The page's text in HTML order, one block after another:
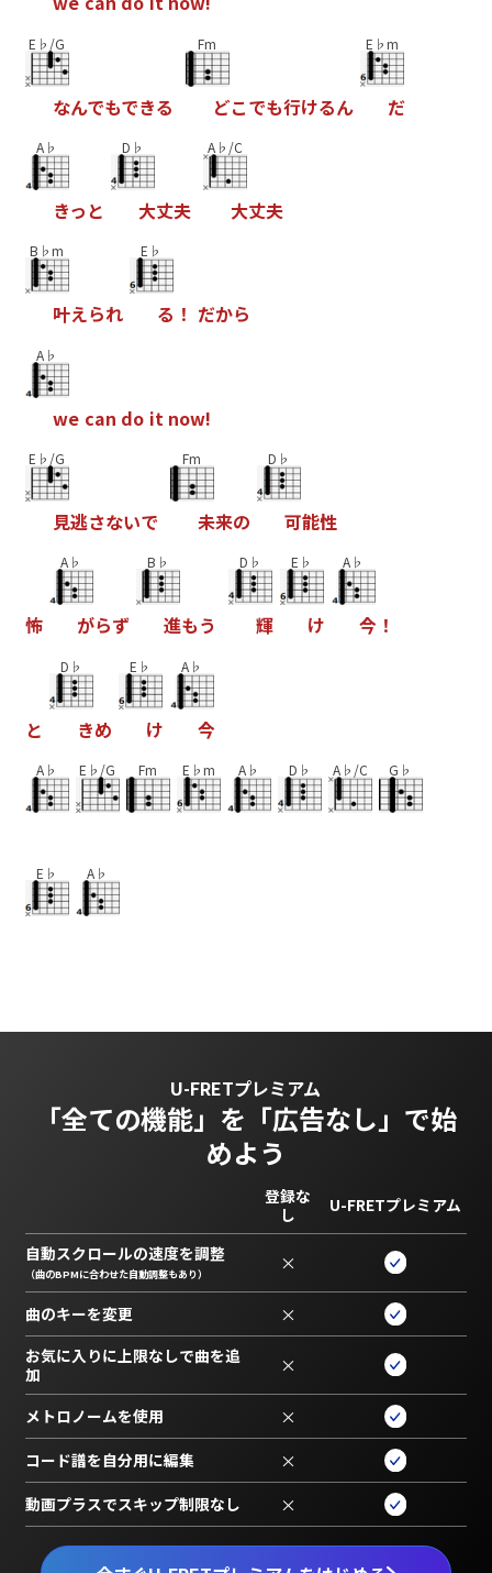
E♭/G
なんでもできる
Fm
どこでも行けるん
E♭m
だ
A♭
きっ と
D♭
大丈夫
A♭/C
大丈夫
B♭m
叶えられ
E♭
る ！ だから
A♭
we can do it now!
E♭/G
見逃さないで
Fm
未来の
D♭
可能性
怖
A♭
がらず
B♭
進もう
D♭
輝
E♭
け
A♭
今 ！
と
D♭
きめ
E♭
け
A♭
今
A♭ E♭/G Fm E♭m A♭ D♭ A♭/C G♭
E♭ A♭
U-FRETプレミアム
「全ての機能」を 「広告なし」で始
めよう
登録な
し
U-FRETプレミアム
自動スクロールの速度を調整
（曲のBPMに合わせた自動調整もあり） ×
曲のキーを変更 ×
お気に入りに上限なしで曲を追
加
×
メトロノームを使用 ×
コード譜を自分用に編集 ×
動画プラスでスキップ制限なし ×